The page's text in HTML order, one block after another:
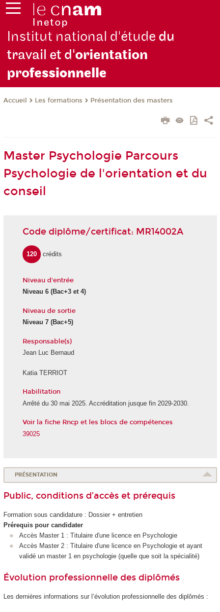
Institut national d'étude du
travail et d'orientation
professionnelle
Accueil Les formations Présentation des masters
Master Psychologie Parcours
Psychologie de l'orientation et du
conseil
Code diplôme/certificat: MR14002A
120 crédits
Niveau d'entrée
Niveau 6 (Bac+3 et 4)
Niveau de sortie
Niveau 7 (Bac+5)
Responsable(s)
Jean Luc Bernaud
Katia TERRIOT
Habilitation
Arrêté du 30 mai 2025. Accréditation jusque fin 2029-2030.
Voir la fiche Rncp et les blocs de compétences
39025
PRÉSENTATION
Public, conditions d’accès et prérequis
Formation sous candidature : Dossier + entretien
Prérequis pour candidater
Accès Master 1 : Titulaire d'une licence en Psychologie
Accès Master 2 : Titulaire d'une licence en Psychologie et ayant
validé un master 1 en psychologie (quelle que soit la spécialité)
Évolution professionnelle des diplômés
Les dernières informations sur l’évolution professionnelle des diplômés :